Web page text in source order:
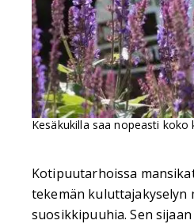
Kesäkukilla saa nopeasti
Kotipuutarhoissa
tekemän
suosikkipuuhia. Sen